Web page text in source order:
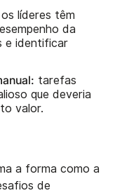
os líderes têm
da
e identificar
tarefas
que deveria
valor.
a forma como a
de